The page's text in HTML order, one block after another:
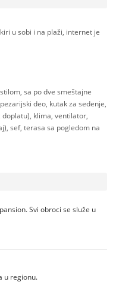
u sobi i na plaži, internet je
sa po dve smeštajne
deo, kutak za sedenje,
klima, ventilator,
sef, terasa sa pogledom na
Svi obroci se služe u
u regionu.